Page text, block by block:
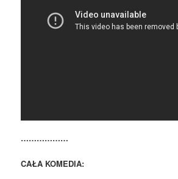
………………
CAŁA KOMEDIA: